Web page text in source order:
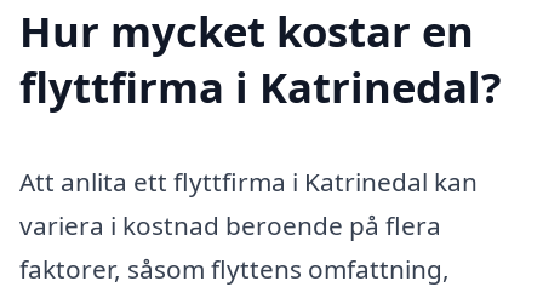
Hur mycket kostar en
flyttfirma i Katrinedal?
Att anlita ett flyttfirma i Katrinedal kan
variera i kostnad beroende på flera
faktorer, såsom flyttens omfattning,